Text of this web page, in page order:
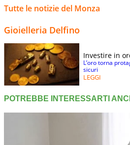
Tutte le notizie del Monza
Gioielleria Delfino
Investire in
L’oro torna
sicuri
LEGGI